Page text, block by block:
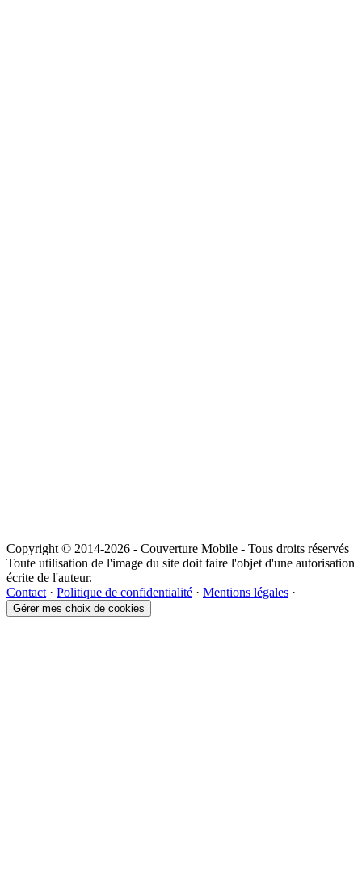
Copyright © 2014-2026 - Couverture Mobile - Tous droits réservés
Toute utilisation de l'image du site doit faire l'objet d'une autorisation
écrite de l'auteur.
Contact · Politique de confidentialité · Mentions légales ·
Gérer mes choix de cookies